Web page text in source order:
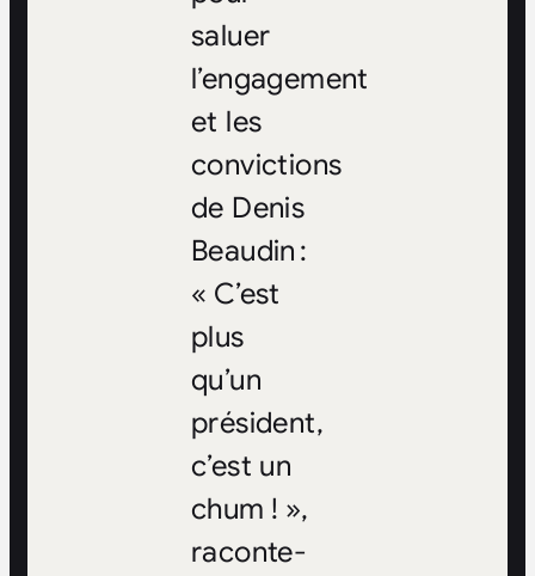
saluer
l’engagement
et les
convictions
de Denis
Beaudin :
« C’est
plus
qu’un
président,
c’est un
chum ! »,
raconte-